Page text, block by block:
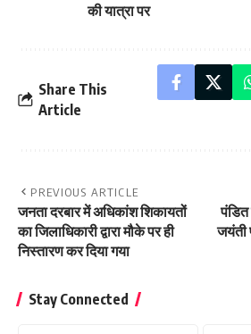
की यात्रा पर
Share This
Article
PREVIOUS ARTICLE
जनता दरबार में अधिकांश शिकायतों
का जिलाधिकारी द्वारा मौके पर ही
निस्तारण कर दिया गया
पंडित
जयंती
Stay Connected